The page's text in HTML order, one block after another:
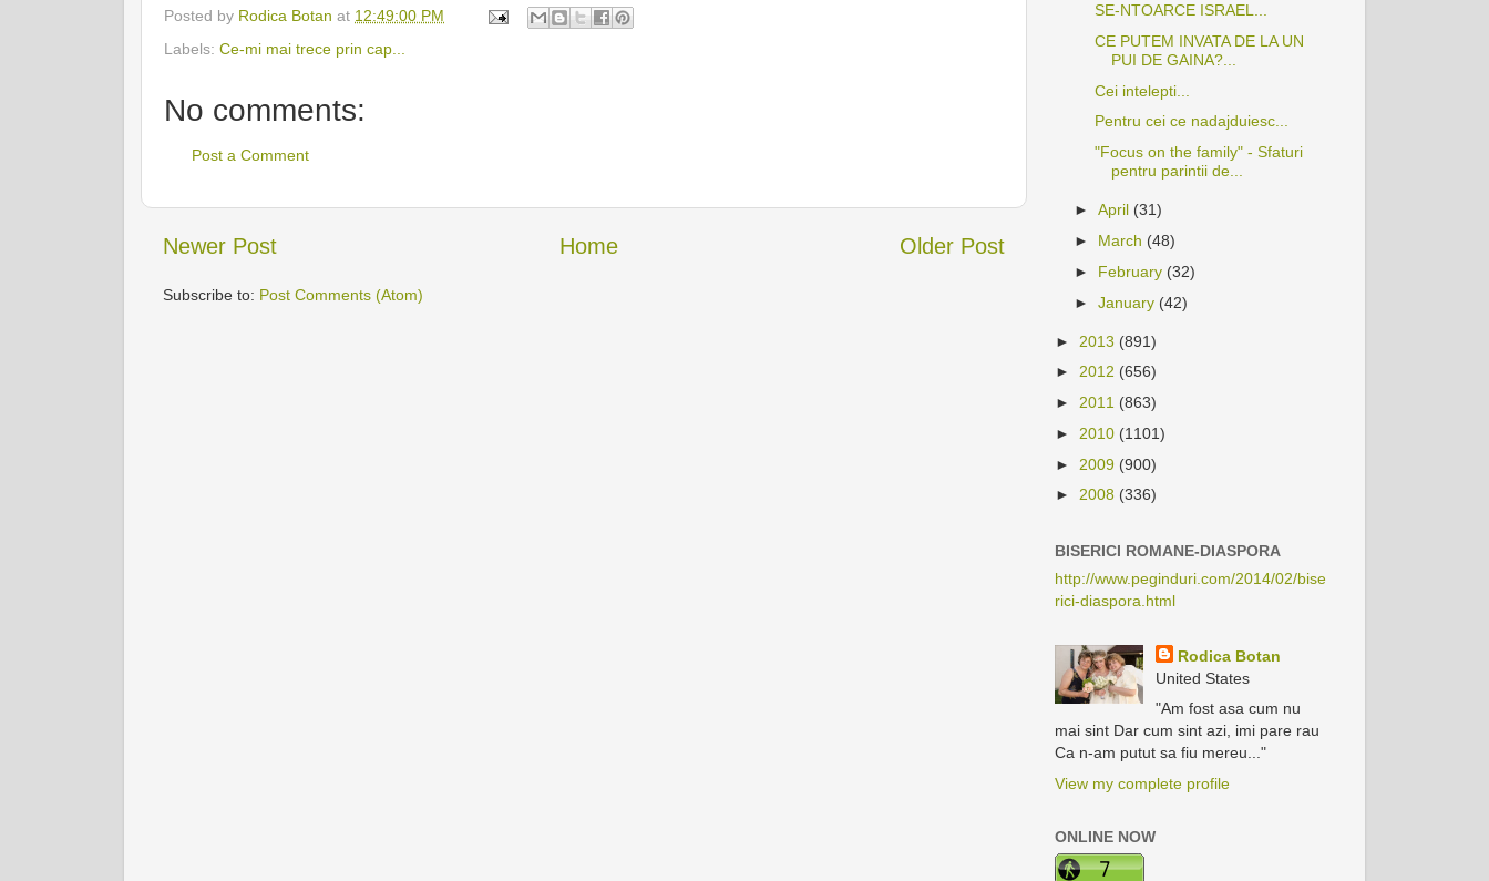
Posted by Rodica Botan at 12:49:00 PM
Labels: Ce-mi mai trece prin cap...
No comments:
Post a Comment
Newer Post Older Post
Home
Subscribe to: Post Comments (Atom)
SE-NTOARCE ISRAEL...
CE PUTEM INVATA DE LA UN
PUI DE GAINA?...
Cei intelepti...
Pentru cei ce nadajduiesc...
"Focus on the family" - Sfaturi
pentru parintii de...
►April (31)
► March (48)
► February (32)
►January (42)
► 2013 (891)
► 2012 (656)
► 2011 (863)
► 2010 (1101)
► 2009 (900)
► 2008 (336)
BISERICI ROMANE-DIASPORA
http://www.peginduri.com/2014/02/bise
rici-diaspora.html
Rodica Botan
United States
"Am fost asa cum nu
mai sint Dar cum sint azi, imi pare rau
Ca n-am putut sa fiu mereu..."
View my complete profile
ONLINE NOW